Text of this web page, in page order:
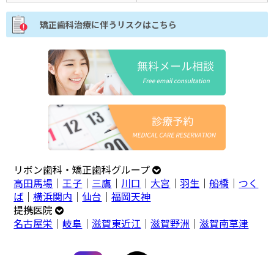
矯正歯科治療に伴うリスクはこちら
リボン歯科・矯正歯科グループ
高田馬場 ｜王子 ｜ 三鷹 ｜ 川口 ｜ 大宮 ｜羽生 ｜船橋 ｜ つく
ば ｜横浜関内 ｜仙台 ｜福岡天神
提携医院
名古屋栄 ｜岐阜 ｜滋賀東近江 ｜滋賀野洲 ｜滋賀南草津